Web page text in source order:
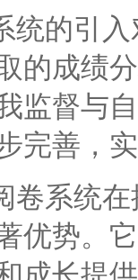
的引入
的成绩
监督与
完善，
系统在
优势。